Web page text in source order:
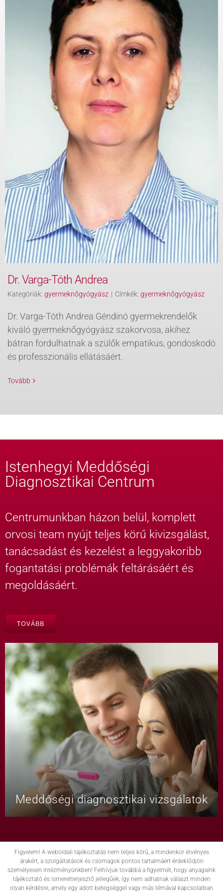
KAPCSOLAT
Dr. Varga-Tóth Andrea
Kategóriák: gyermeknőgyógyász | Címkék: gyermeknőgyógyász
Dr. Varga-Tóth Andrea Géndinó gyermekrendelők
kiváló gyermeknőgyógyász szakorvosa, akihez
bátran fordulhatnak a szülők empatikus, gondoskodó
és professzionális ellátásáért.
Tovább
Istenhegyi Meddőségi
Diagnosztikai Centrum
Centrumunkban házon belül, komplett
orvosi team nyújt teljes körű kivizsgálást,
tanácsadást és kezelést a leggyakoribb
fogantatási problémák feltárásáért és
megoldásáért.
TOVÁBB
Meddőségi diagnosztikai vizsgálatok
Figyelem! A weboldali tájékoztatás nem teljes körű, a mindenkor érvényes
árakért, a szolgáltatások és csomagok pontos tartalmáért érdeklődjön
személyesen intézményünkben! Felhívjuk továbbá a figyelmét, hogy anyagaink
tájékoztató és ismeretterjesztő jellegűek, így nem adhatnak választ minden
olyan kérdésre, amely egy adott betegséggel vagy más témával kapcsolatban